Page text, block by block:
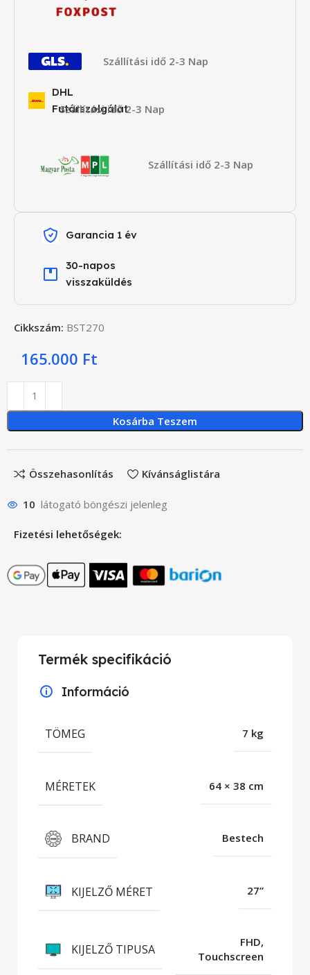
Szállítási idő 2-3 Nap
DHL
Futárszolgálat
Szállítási idő 2-3 Nap
Szállítási idő 2-3 Nap
Garancia 1 év
30-napos
visszaküldés
Cikkszám: BST270
165.000 Ft
Kosárba Teszem
Összehasonlítás Kívánságlistára
10 látogató böngészi jelenleg
Fizetési lehetőségek:
Termék specifikáció
Információ
TÖMEG 7 kg
MÉRETEK 64 × 38 cm
BRAND Bestech
KIJELZŐ MÉRET 27”
KIJELZŐ TIPUSA
FHD,
Touchscreen